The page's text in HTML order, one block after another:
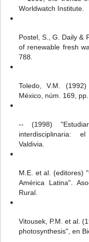
Worldwatch Institute.
Postel, S., G. Daily &
of renewable fresh
788.
Toledo, V.M.
México, núm. 169, pp.
-- (1998)
interdisciplinaria:
Valdivia.
M.E. et al. (editores)
América Latina".
Rural.
Vitousek, P.M. et al.
photosynthesis", en